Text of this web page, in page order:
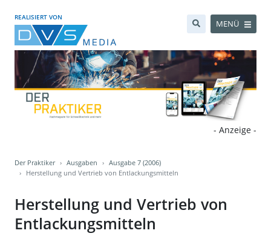
REALISIERT VON
MENÜ
- Anzeige -
Der Praktiker Ausgaben
Ausgabe 7 (2006)
Herstellung und Vertrieb von Entlackungsmitteln
Herstellung und Vertrieb von
Entlackungsmitteln